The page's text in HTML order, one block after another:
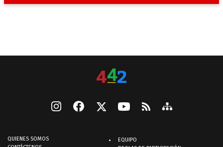
QUIENES SOMOS
EQUIPO